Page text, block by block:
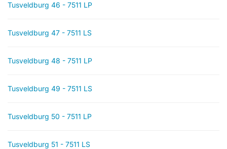
Tusveldburg 46 - 7511 LP
Tusveldburg 47 - 7511 LS
Tusveldburg 48 - 7511 LP
Tusveldburg 49 - 7511 LS
Tusveldburg 50 - 7511 LP
Tusveldburg 51 - 7511 LS